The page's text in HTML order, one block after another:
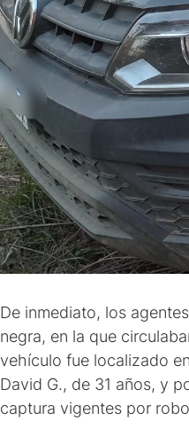
De inmediato, los
negra, en la que
vehículo fue localizado
David G., de 31 años, y
captura vigentes por